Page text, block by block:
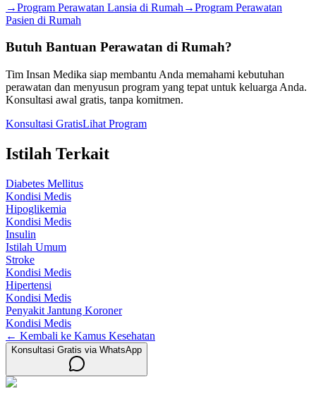
→Program Perawatan Lansia di Rumah →Program Perawatan
Pasien di Rumah
Butuh Bantuan Perawatan di Rumah?
Tim Insan Medika siap membantu Anda memahami kebutuhan
perawatan dan menyusun program yang tepat untuk keluarga Anda.
Konsultasi awal gratis, tanpa komitmen.
Konsultasi GratisLihat Program
Istilah Terkait
Diabetes Mellitus
Kondisi Medis
Hipoglikemia
Kondisi Medis
Insulin
Istilah Umum
Stroke
Kondisi Medis
Hipertensi
Kondisi Medis
Penyakit Jantung Koroner
Kondisi Medis
← Kembali ke Kamus Kesehatan
Konsultasi Gratis via WhatsApp